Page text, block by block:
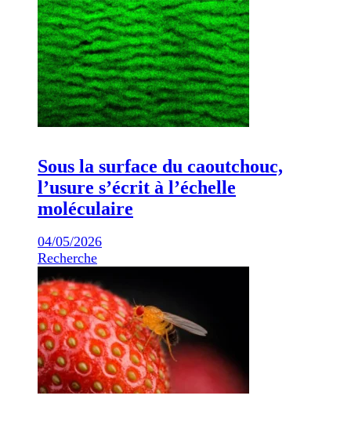
Sous la surface du caoutchouc,
l’usure s’écrit à l’échelle
moléculaire
04/05/2026
Recherche